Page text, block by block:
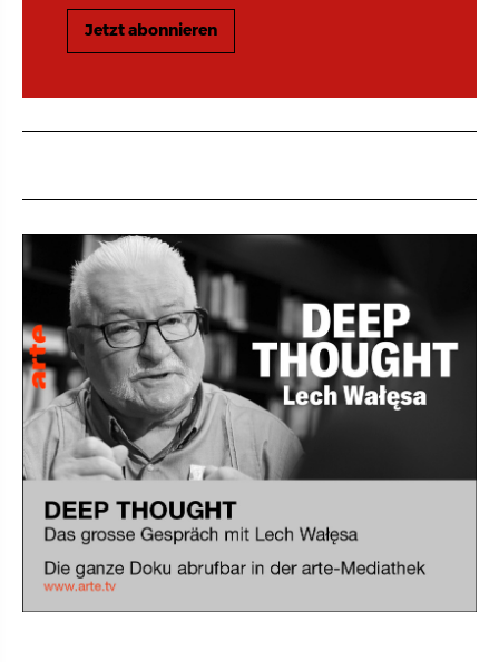
Jetzt abonnieren